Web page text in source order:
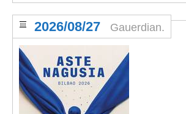
2026/08/27 Gauerdian.